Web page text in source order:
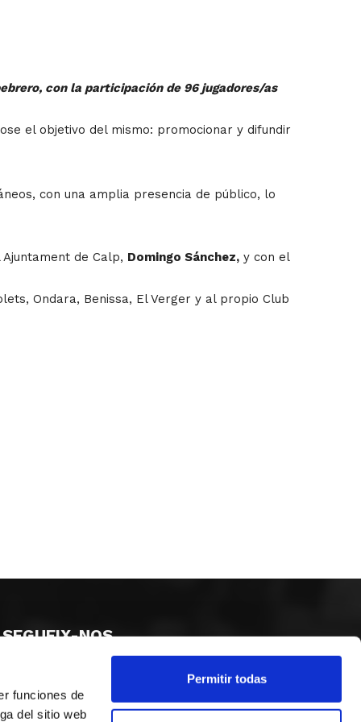
funciones de
del sitio web
Permitir todas
con la participación de 96 jugadores/as
el objetivo del mismo: promocionar y difundir
con una amplia presencia de público, lo
de Calp, Domingo Sánchez,y con el
Ondara, Benissa, El Verger y al propio Club
SEGUEIX-NOS